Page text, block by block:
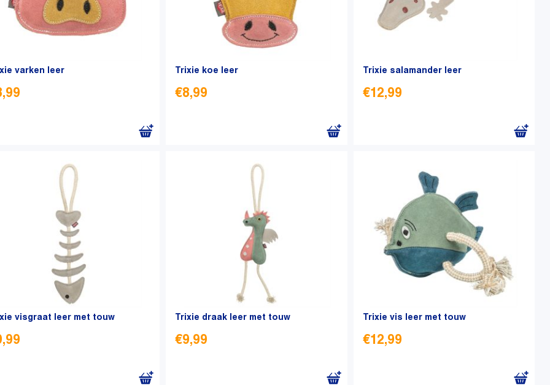
varken leer Trixie koe leer
€8,99
Trixie salamander leer
€12,99
visgraat leer met touw Trixie draak leer met touw
€9,99
Trixie vis leer met touw
€12,99